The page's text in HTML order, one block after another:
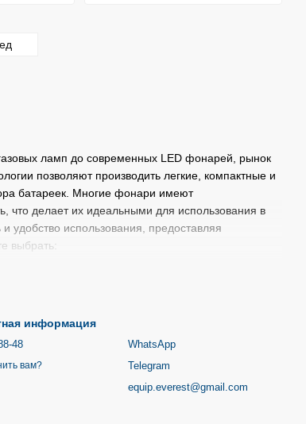
ламп до современных LED фонарей, рынок
позволяют производить легкие, компактные и
батареек. Многие фонари имеют
что делает их идеальными для использования в
удобство использования, предоставляя
выбрать:
работ и кемпинга.
отдыха.
поэтому вы легко найдете
кемпинговые и
газовые лампывысочайшего
на различных источниках питания:
информация
48
вам?
WhatsApp
Telegram
equip.everest@gmail.com